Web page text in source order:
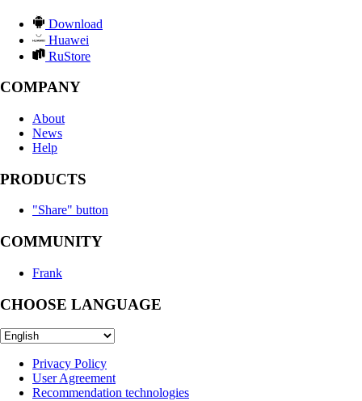
Download
Huawei
RuStore
COMPANY
About
News
Help
PRODUCTS
"Share" button
COMMUNITY
Frank
CHOOSE LANGUAGE
Privacy Policy
User Agreement
Recommendation technologies